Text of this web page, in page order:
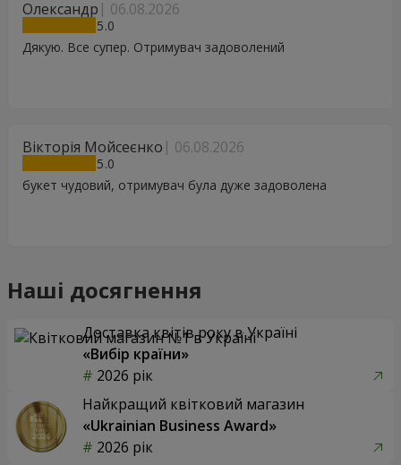
Олександр 06.08.2026
5
Дякую. Все супер. Отримувач задоволений
Вікторія Мойсеєнко 06.08.2026
5
букет чудовий, отримувач була дуже задоволена
Наші досягнення
Доставка квітів року в Україні
«Вибір країни»
2026 рік
Найкращий квітковий магазин
«Ukrainian Business Award»
2026 рік